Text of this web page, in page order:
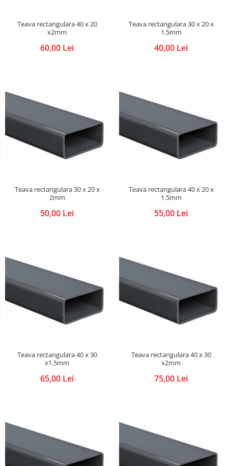
Plasa rabitz
Tabla cutata
Tabla lisa
Tabla neagra
Cuie, Sarma, Distantieri
Distantiere cofraje
Electrozi sudura
Sarma neagra
Teava rectangulara 40 x 20
x2mm
60,00 Lei
Teava rectangulara 30 x 20 x
1.5mm
40,00 Lei
Teava rectangulara 30 x 20 x
2mm
50,00 Lei
Teava rectangulara 40 x 20 x
1.5mm
55,00 Lei
Teava rectangulara 40 x 30
x1.5mm
65,00 Lei
Teava rectangulara 40 x 30
x2mm
75,00 Lei